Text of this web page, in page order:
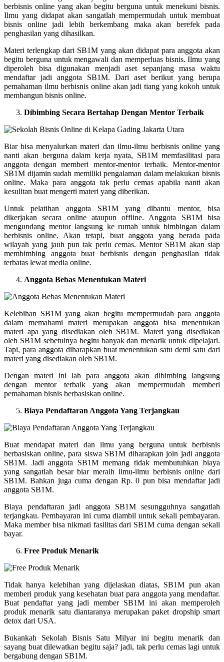
berbisnis online yang akan begitu berguna untuk menekuni bisnis.
Ilmu yang didapat akan sangatlah mempermudah untuk membuat
bisnis online jadi lebih berkembang maka akan berefek pada
penghasilan yang dihasilkan.
Materi terlengkap dari SB1M yang akan didapat para anggota akan
begitu berguna untuk mengawali dan memperluas bisnis. Ilmu yang
diperoleh bisa digunakan menjadi aset sepanjang masa waktu
mendaftar jadi anggota SB1M. Dari aset berikut yang berupa
pemahaman ilmu berbisnis online akan jadi tiang yang kokoh untuk
membangun bisnis online.
Dibimbing Secara Bertahap Dengan Mentor Terbaik
Biar bisa menyalurkan materi dan ilmu-ilmu berbisnis online yang
nanti akan berguna dalam kerja nyata, SB1M memfasilitasi para
anggota dengan memberi mentor-mentor terbaik. Mentor-mentor
SB1M dijamin sudah memiliki pengalaman dalam melakukan bisnis
online. Maka para anggota tak perlu cemas apabila nanti akan
kesulitan buat mengerti materi yang diberikan.
Untuk pelatihan anggota SB1M yang dibantu mentor, bisa
dikerjakan secara online ataupun offline. Anggota SB1M bisa
mengundang mentor langsung ke rumah untuk bimbingan dalam
berbisnis online. Akan tetapi, buat anggota yang berada pada
wilayah yang jauh pun tak perlu cemas. Mentor SB1M akan siap
membimbing anggota buat berbisnis dengan penghasilan tidak
terbatas lewat media online.
Anggota Bebas Menentukan Materi
Kelebihan SB1M yang akan begitu mempermudah para anggota
dalam memahami materi merupakan anggota bisa menentukan
materi apa yang disediakan oleh SB1M. Materi yang disediakan
oleh SB1M sebetulnya begitu banyak dan menarik untuk dipelajari.
Tapi, para anggota diharapkan buat menentukan satu demi satu dari
materi yang disediakan oleh SB1M.
Dengan materi ini lah para anggota akan dibimbing langsung
dengan mentor terbaik yang akan mempermudah memberi
pemahaman bisnis berbasiskan online.
Biaya Pendaftaran Anggota Yang Terjangkau
Buat mendapat materi dan ilmu yang berguna untuk berbisnis
berbasiskan online, para siswa SB1M diharapkan join jadi anggota
SB1M. Jadi anggota SB1M memang tidak membutuhkan biaya
yang sangatlah besar biar meraih ilmu-ilmu berbisnis online dari
SB1M. Bahkan juga cuma dengan Rp. 0 pun bisa mendaftar jadi
anggota SB1M.
Biaya pendaftaran jadi anggota SB1M sesungguhnya sangatlah
terjangkau. Pembayaran ini cuma diambil untuk sekali pembayaran.
Maka member bisa nikmati fasilitas dari SB1M cuma dengan sekali
bayar.
Free Produk Menarik
Tidak hanya kelebihan yang dijelaskan diatas, SB1M pun akan
memberi produk yang kesehatan buat para anggota yang mendaftar.
Buat pendaftar yang jadi member SB1M ini akan memperoleh
produk menarik satu diantaranya merupakan paket dropship smart
detox dari USA.
Bukankah Sekolah Bisnis Satu Milyar ini begitu menarik dan
sayang buat dilewatkan begitu saja? jadi, tak perlu cemas lagi untuk
bergabung dengan SB1M.